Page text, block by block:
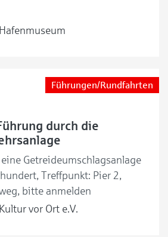
Hafenmuseum
Führungen/Rundfahrten
durch die
Getreideumschlagsanlage
Treffpunkt: Pier 2,
bitte anmelden
Kultur vor Ort e.V.